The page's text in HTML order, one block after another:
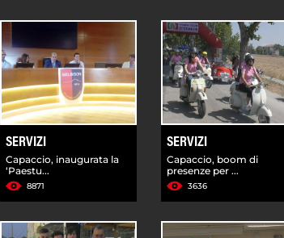
SERVIZI
Capaccio, inaugurata la
‘Paestu...
8871
SERVIZI
Capaccio, boom di
presenze per ...
3636